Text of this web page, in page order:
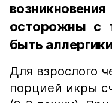
осторожны с
быть
Для взрослого
порцией икры